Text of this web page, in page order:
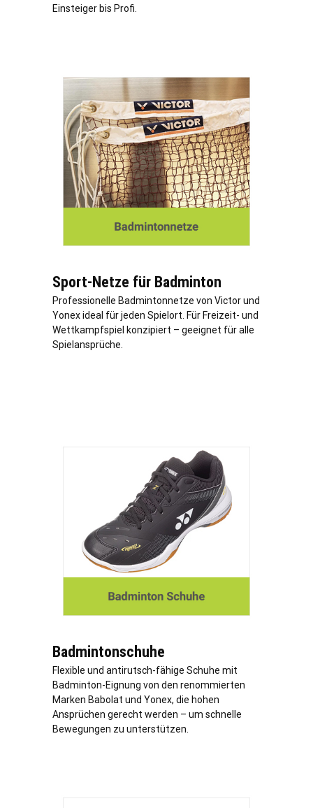
Einsteiger bis Profi.
Sport-Netze für Badminton
Professionelle Badmintonnetze von Victor und
Yonex ideal für jeden Spielort. Für Freizeit- und
Wettkampfspiel konzipiert – geeignet für alle
Spielansprüche.
Badmintonschuhe
Flexible und antirutsch-fähige Schuhe mit
Badminton-Eignung von den renommierten
Marken Babolat und Yonex, die hohen
Ansprüchen gerecht werden – um schnelle
Bewegungen zu unterstützen.